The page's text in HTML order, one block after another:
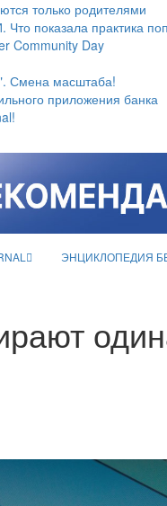
только родителями
показала практика
Community Day
Смена масштаба!
приложения банка
ЭНЦИКЛОПЕДИЯ